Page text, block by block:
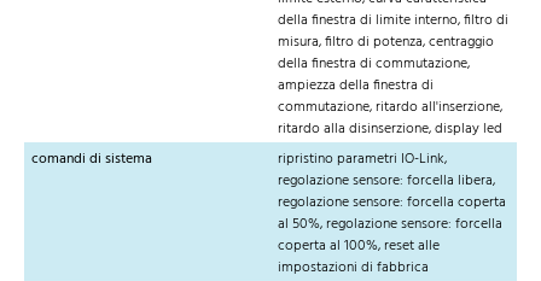
della finestra di limite interno, filtro di
misura, filtro di potenza, centraggio
della finestra di commutazione,
ampiezza della finestra di
commutazione, ritardo all'inserzione,
ritardo alla disinserzione, display led
comandi di sistema
ripristino parametri IO-Link,
regolazione sensore: forcella libera,
regolazione sensore: forcella coperta
al 50%, regolazione sensore: forcella
coperta al 100%, reset alle
impostazioni di fabbrica